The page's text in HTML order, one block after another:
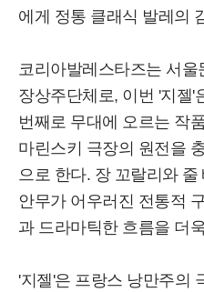
에게 정통 클래식 발레의
코리아발레스타즈는 서
장상주단체로, 이번 '지젤'
번째로 무대에 오르는 작
마린스키 극장의 원전을
으로 한다. 장 꼬랄리와
안무가 어우러진 전통적
과 드라마틱한 흐름을 더
'지젤'은 프랑스 낭만주의